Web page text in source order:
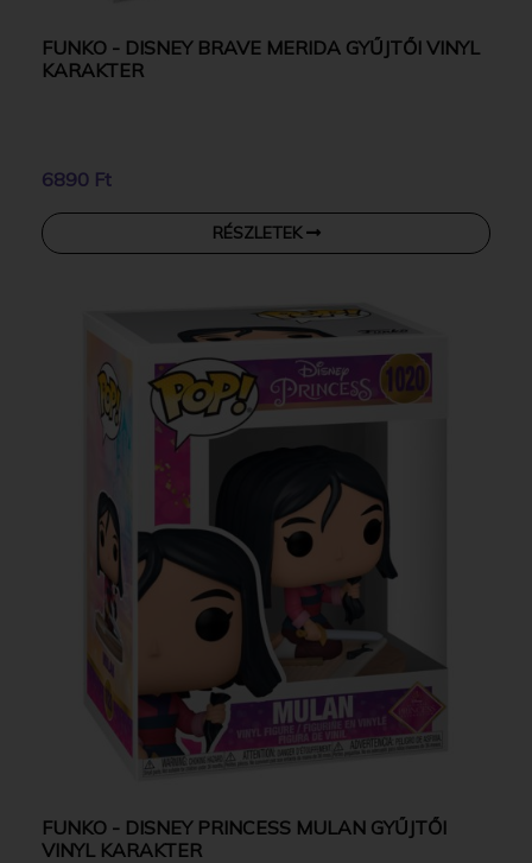
FUNKO - DISNEY BRAVE MERIDA GYŰJTŐI VINYL
KARAKTER
6890 Ft
RÉSZLETEK
FUNKO - DISNEY PRINCESS MULAN GYŰJTŐI
VINYL KARAKTER